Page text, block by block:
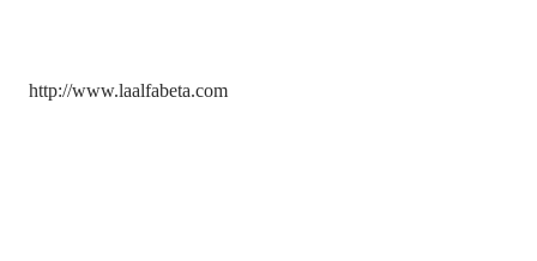
http://www.laalfabeta.com